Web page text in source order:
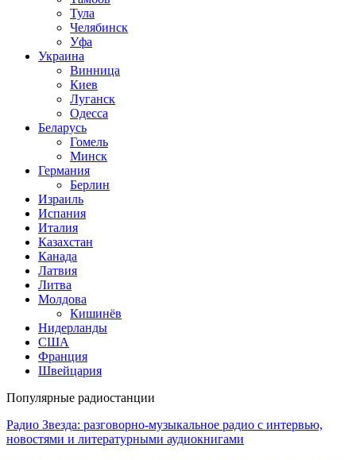
Тула
Челябинск
Уфа
Украина
Винница
Киев
Луганск
Одесса
Беларусь
Гомель
Минск
Германия
Берлин
Израиль
Испания
Италия
Казахстан
Канада
Латвия
Литва
Молдова
Кишинёв
Нидерланды
США
Франция
Швейцария
Популярные радиостанции
Радио Звезда: разговорно-музыкальное радио с интервью,
новостями и литературными аудиокнигами